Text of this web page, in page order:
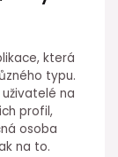
která
typu.
na
profil,
osoba
na to.